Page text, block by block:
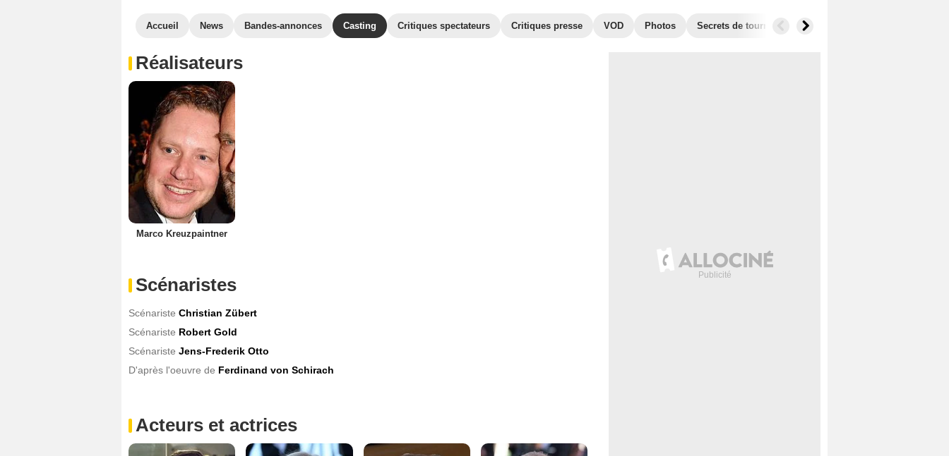
Accueil News Bandes-annonces Casting Critiques spectateurs Critiques presse VOD Photos Secrets de tournage Box Office
Réalisateurs
Marco Kreuzpaintner
Scénaristes
Scénariste Christian Zübert
Scénariste Robert Gold
Scénariste Jens-Frederik Otto
D'après l'oeuvre de Ferdinand von Schirach
Acteurs et actrices